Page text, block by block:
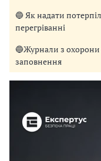
🔵 Як надати
перегріванні
🔵Журнали з охорони
заповнення